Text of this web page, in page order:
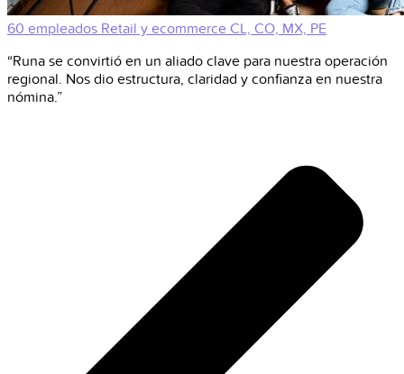
60 empleados Retail y ecommerce CL, CO, MX, PE
“Runa se convirtió en un aliado clave para nuestra operación
regional. Nos dio estructura, claridad y confianza en nuestra
nómina.”